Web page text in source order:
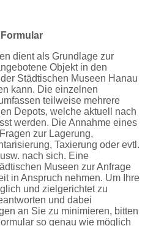
dient als Grundlage zur
Objekt in den
Städtischen Museen Hanau
kann. Die einzelnen
teilweise mehrere
Depots, welche aktuell nach
werden. Die Annahme eines
zur Lagerung,
Taxierung oder evtl.
nach sich. Eine
Museen zur Anfrage
in Anspruch nehmen. Um Ihre
und zielgerichtet zu
und dabei
an Sie zu minimieren, bitten
so genau wie möglich